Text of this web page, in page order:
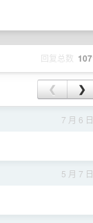
回复总数
❮ ❯
7 月 6 日
5 月 7 日